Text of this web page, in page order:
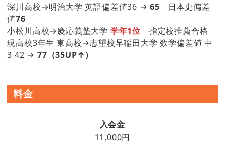
深川高校→明治大学 英語偏差値36 →65 日本史偏差
値76
小松川高校→慶応義塾大学 学年1位 指定校推薦合格
現高校3年生 東高校→志望校早稲田大学 数学偏差値 中
3 42 → 77（35UP↑）
料金
入会金
11,000円